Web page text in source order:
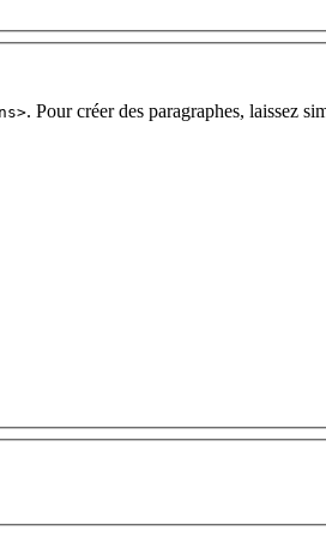
. Pour créer des paragraphes, laissez